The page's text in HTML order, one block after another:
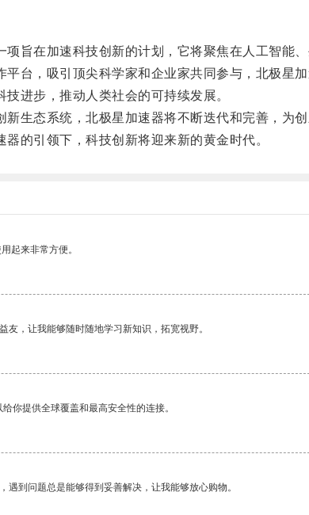
在加速科技创新的计划，它将聚焦在人工智能、
，吸引顶尖科学家和企业家共同参与，北极星加
进步，推动人类社会的可持续发展。
态系统，北极星加速器将不断迭代和完善，为创
的引领下，科技创新将迎来新的黄金时代。
起来非常方便。
友，让我能够随时随地学习新知识，拓宽视野。
你提供全球覆盖和最高安全性的连接。
遇到问题总是能够得到妥善解决，让我能够放心购物。